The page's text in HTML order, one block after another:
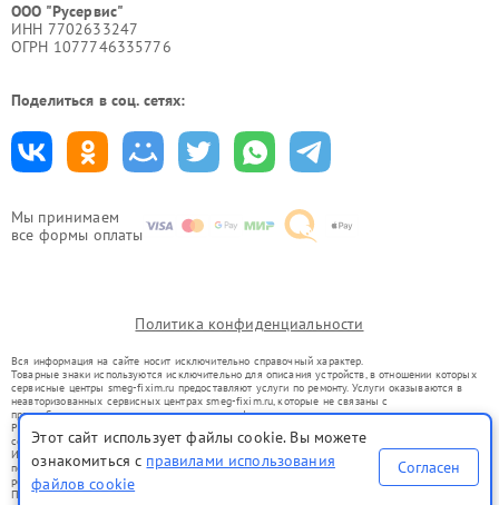
Мы принимаем
все формы оплаты
ООО "Русервис"
ИНН 7702633247
ОГРН 1077746335776
Поделиться в соц. сетях:
Политика конфиденциальности
Вся информация на сайте носит исключительно справочный характер.
Товарные знаки используются исключительно для описания устройств, в отношении которых
сервисные центры smeg-fixim.ru предоставляют услуги по ремонту. Услуги оказываются в
неавторизованных сервисных центрах smeg-fixim.ru, которые не связаны с
правообладателями товарных знаков или их официальными представителями.
Ремонт осуществляется для устройств, уже введенных в гражданский оборот в соответствии
со статьей 1487 ГК РФ.
Использование товарных знаков не преследует цели индивидуализации услуг или введения
потребителей в заблуждение, а служит для информирования о предоставляемых услугах по
ремонту техники указанных брендов.
Представленная на сайте информация не является публичной офертой, определяемой
Этот сайт использует файлы cookie. Вы можете
ознакомиться с правилами использования
файлов cookie
Согласен